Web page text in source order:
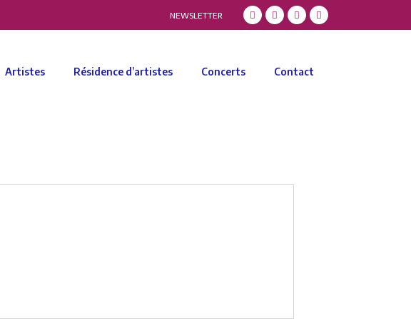
NEWSLETTER
Artistes Résidence d’artistes Concerts Contact